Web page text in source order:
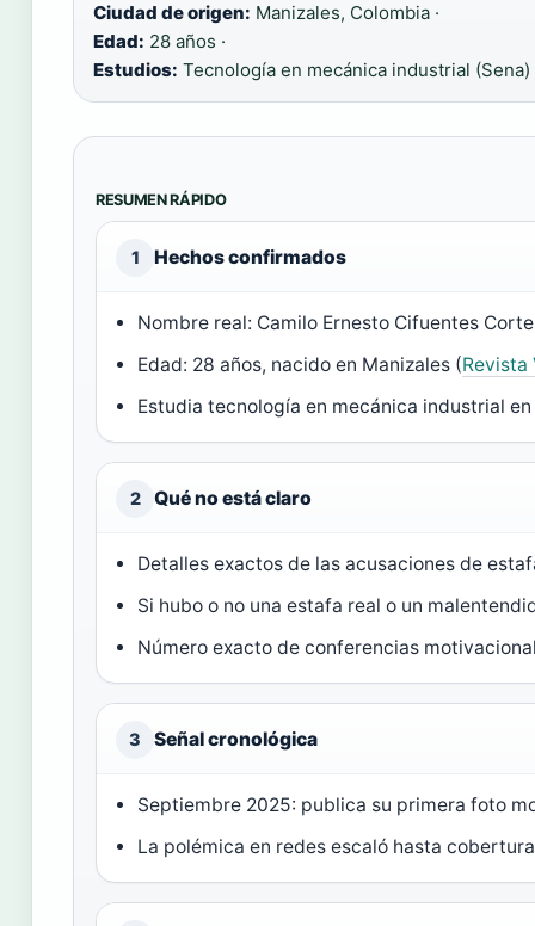
Ciudad de origen: Manizales, Colombia ·
Edad: 28 años ·
Estudios: Tecnología en mecánica industrial (Sena)
RESUMEN RÁPIDO
1 Hechos confirmados
Nombre real: Camilo Ernesto Cifuentes
Edad: 28 años, nacido en Manizales (Revista
Estudia tecnología en mecánica industrial en
2 Qué no está claro
Detalles exactos de las acusaciones de
Si hubo o no una estafa real o un
Número exacto de conferencias
3 Señal cronológica
Septiembre 2025: publica su primera foto
La polémica en redes escaló hasta